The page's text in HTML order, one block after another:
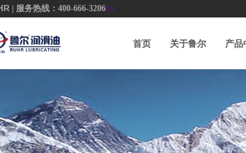
| 服务热线：400-666-3206EN
首页 关于鲁尔 产品